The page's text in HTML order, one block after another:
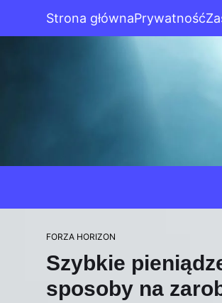
Strona głównaPrywatność
FORZA HORIZON
Szybkie
sposoby na